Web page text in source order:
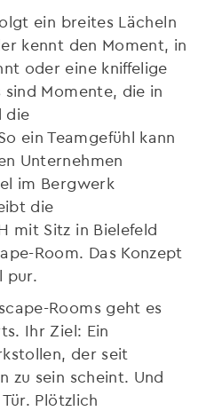
ein breites Lächeln
kennt den Moment, in
oder eine kniffelige
Momente, die in
die
ein Teamgefühl kann
Unternehmen
im Bergwerk
die
mit Sitz in Bielefeld
Room. Das Konzept
Rooms geht es
Ihr Ziel: Ein
der seit
zu sein scheint. Und
Plötzlich